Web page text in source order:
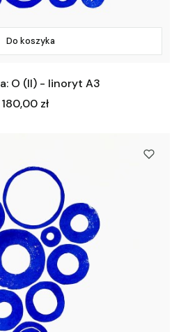
Do koszyka
O (II) - linoryt A3
Cena
180,00 zł